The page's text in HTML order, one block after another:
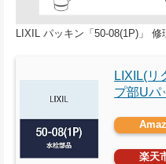
LIXIL パッキン「50-08(1P)」 修
LIXIL(リ
プ部Uパ
楽天